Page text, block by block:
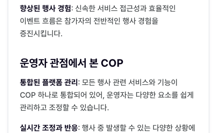
향상된 행사 경험: 신속한 서비스 접근성과 효율적인
이벤트 흐름은 참가자의 전반적인 행사 경험을
증진시킵니다.
운영자 관점에서 본 COP
통합된 플랫폼 관리: 모든 행사 관련 서비스와 기능이
COP 하나로 통합되어 있어, 운영자는 다양한 요소를 쉽게
관리하고 조정할 수 있습니다.
실시간 조정과 반응: 행사 중 발생할 수 있는 다양한 상황에